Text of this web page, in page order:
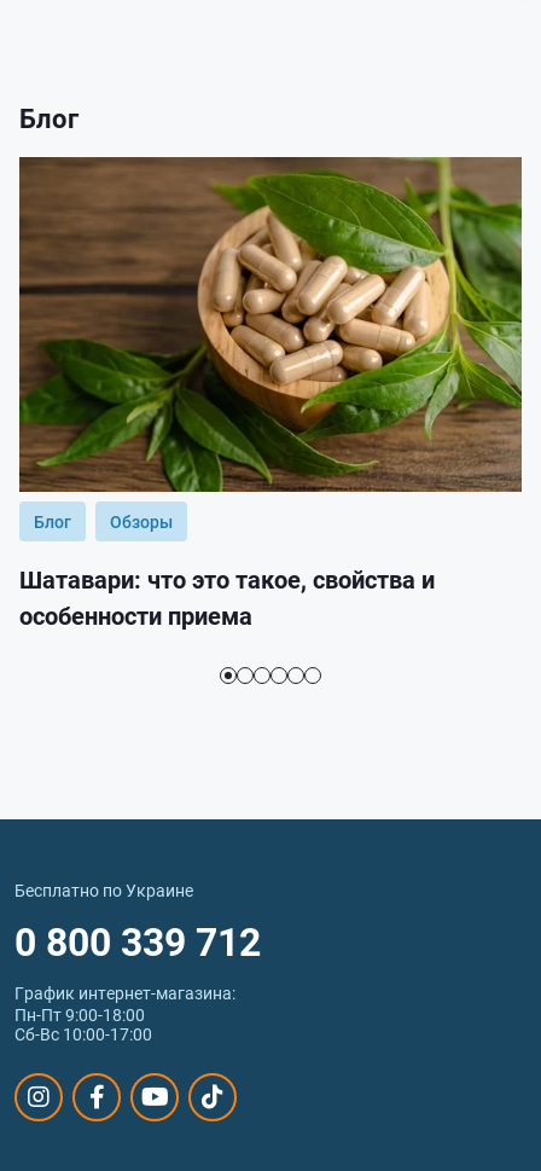
Блог
Блог Обзоры
Шатавари: что это такое, свойства и
особенности приема
Бесплатно по Украине
0 800 339 712
График интернет‑магазина:
Пн-Пт 9:00-18:00
Сб-Вс 10:00-17:00